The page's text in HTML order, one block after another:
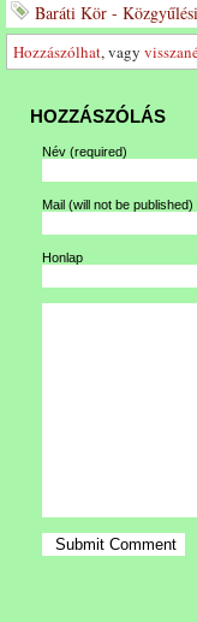
Baráti Kör -
Hozzászólhat, vagy
HOZZÁSZÓLÁS
Név (required)
Mail (will not be published)
Honlap